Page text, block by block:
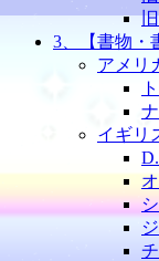
3、【書物・
アメリ
イギリ